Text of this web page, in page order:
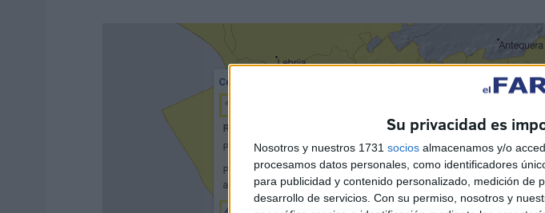
Su privacidad es
Nosotros y nuestros 1731 socios almacenamos y/o
procesamos datos personales, como identificadores
para publicidad y contenido personalizado, medición de
desarrollo de servicios. Con su permiso, nosotros y